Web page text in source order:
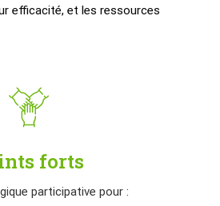
efficacité, et les ressources
forts
participative pour :